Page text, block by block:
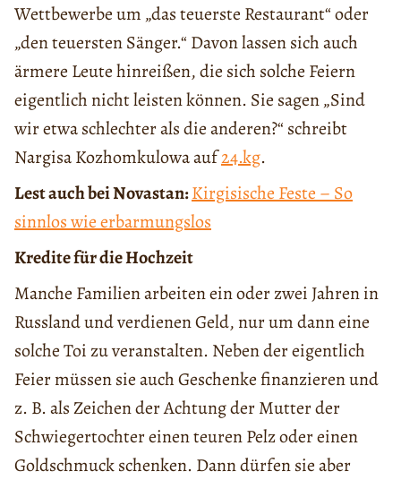
Wettbewerbe um „das teuerste Restaurant“ oder
„den teuersten Sänger.“ Davon lassen sich auch
ärmere Leute hinreißen, die sich solche Feiern
eigentlich nicht leisten können. Sie sagen „Sind
wir etwa schlechter als die anderen?“ schreibt
Nargisa Kozhomkulowa auf24.kg.
Lest auch bei Novastan:Kirgisische Feste – So
sinnlos wie erbarmungslos
Kredite für die Hochzeit
Manche Familien arbeiten ein oder zwei Jahren in
Russland und verdienen Geld, nur um dann eine
solche Toi zu veranstalten. Neben der eigentlich
Feier müssen sie auch Geschenke finanzieren und
z. B. als Zeichen der Achtung der Mutter der
Schwiegertochter einen teuren Pelz oder einen
Goldschmuck schenken. Dann dürfen sie aber